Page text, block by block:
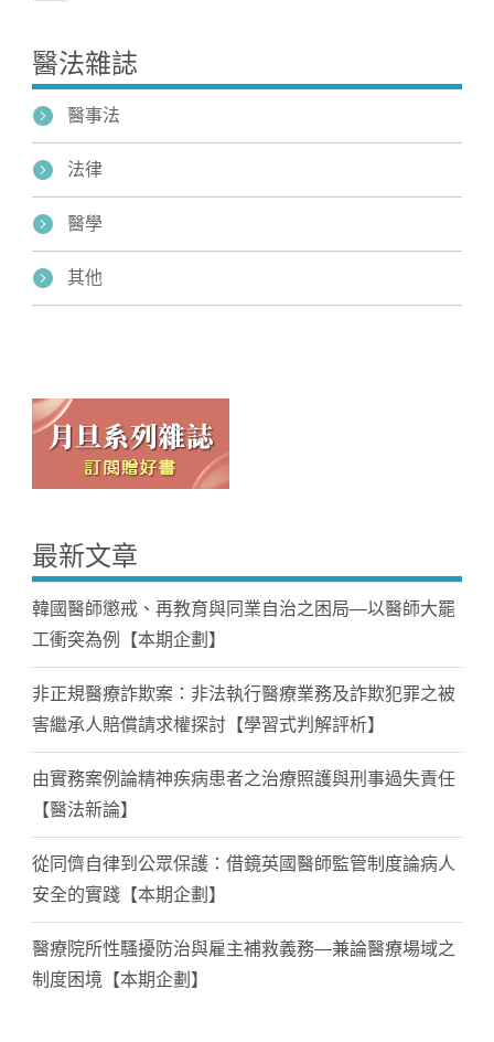
醫法雜誌
醫事法
法律
醫學
其他
最新文章
韓國醫師懲戒、再教育與同業自治之困局—以醫師大罷
工衝突為例【本期企劃】
非正規醫療詐欺案：非法執行醫療業務及詐欺犯罪之被
害繼承人賠償請求權探討【學習式判解評析】
由實務案例論精神疾病患者之治療照護與刑事過失責任
【醫法新論】
從同儕自律到公眾保護：借鏡英國醫師監管制度論病人
安全的實踐【本期企劃】
醫療院所性騷擾防治與雇主補救義務—兼論醫療場域之
制度困境【本期企劃】